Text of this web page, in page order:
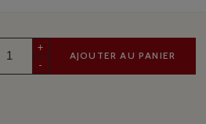
+
-
AJOUTER AU PANIER